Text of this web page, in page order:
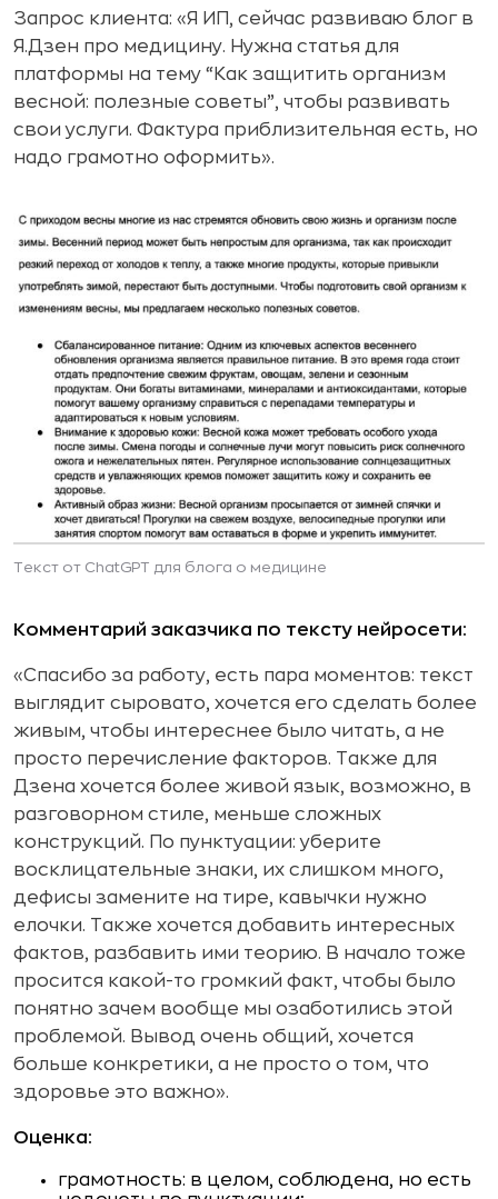
Запрос клиента: «Я ИП, сейчас развиваю блог в
Я.Дзен про медицину. Нужна статья для
платформы на тему “Как защитить организм
весной: полезные советы”, чтобы развивать
свои услуги. Фактура приблизительная есть, но
надо грамотно оформить».
Текст от ChatGPT для блога о медицине
Комментарий заказчика по тексту нейросети:
«Спасибо за работу, есть пара моментов: текст
выглядит сыровато, хочется его сделать более
живым, чтобы интереснее было читать, а не
просто перечисление факторов. Также для
Дзена хочется более живой язык, возможно, в
разговорном стиле, меньше сложных
конструкций. По пунктуации: уберите
восклицательные знаки, их слишком много,
дефисы замените на тире, кавычки нужно
елочки. Также хочется добавить интересных
фактов, разбавить ими теорию. В начало тоже
просится какой-то громкий факт, чтобы было
понятно зачем вообще мы озаботились этой
проблемой. Вывод очень общий, хочется
больше конкретики, а не просто о том, что
здоровье это важно».
Оценка:
грамотность: в целом, соблюдена, но есть